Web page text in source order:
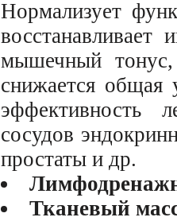
Нормализует
восстанавливает
мышечный
снижается общая
эффективность
сосудов
простаты и др.
Тканевый